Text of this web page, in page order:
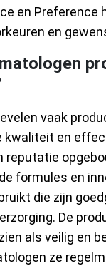
en Preference
en
vaak
kwaliteit en
reputatie
formules en
die zijn
De
als veilig en
ze